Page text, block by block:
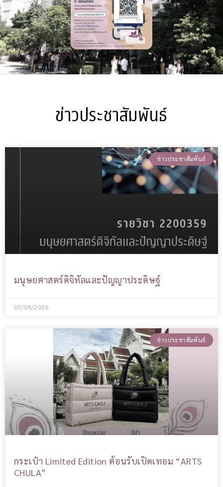
ข่าวประชาสัมพันธ์
ข่าวประชาสัมพันธ์
มนุษยศาสตร์ดิจิทัลและปัญญาประดิษฐ์
03/08/2026
ข่าวประชาสัมพันธ์
กระเป๋า Limited Edition ต้อนรับเปิดเทอม “ARTS
CHULA”